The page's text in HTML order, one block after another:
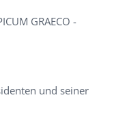
GRAECO -
und seiner